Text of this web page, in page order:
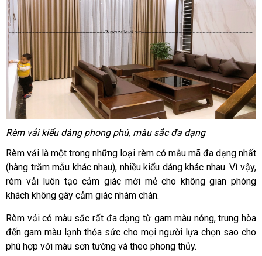
Rèm vải kiểu dáng phong phú, màu sắc đa dạng
Rèm vải là một trong những loại rèm có mẫu mã đa dạng nhất
(hàng trăm mẫu khác nhau), nhiều kiểu dáng khác nhau. Vì vậy,
rèm vải luôn tạo cảm giác mới mẻ cho không gian phòng
khách không gây cảm giác nhàm chán.
Rèm vải có màu sắc rất đa dạng từ gam màu nóng, trung hòa
đến gam màu lạnh thỏa sức cho mọi người lựa chọn sao cho
phù hợp với màu sơn tường và theo phong thủy.